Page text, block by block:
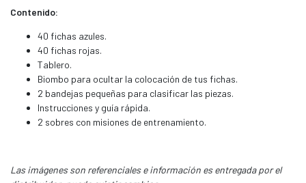
Contenido:
40 fichas azules.
40 fichas rojas.
Tablero.
Biombo para ocultar la colocación de tus fichas.
2 bandejas pequeñas para clasificar las piezas.
Instrucciones y guía rápida.
2 sobres con misiones de entrenamiento.
Las imágenes son referenciales e información es entregada por el